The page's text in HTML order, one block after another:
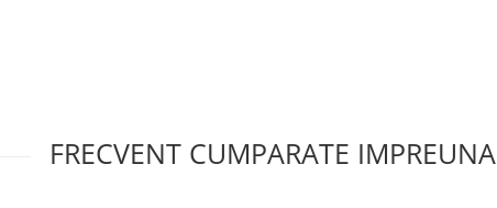
FRECVENT CUMPARATE IMPREUNA